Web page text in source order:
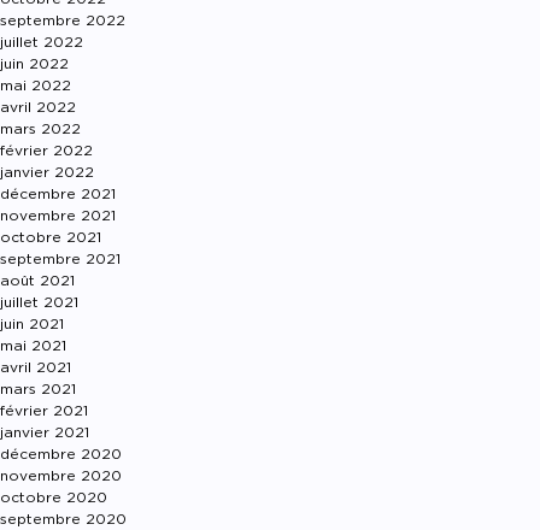
septembre 2022
juillet 2022
juin 2022
mai 2022
avril 2022
mars 2022
février 2022
janvier 2022
décembre 2021
novembre 2021
octobre 2021
septembre 2021
août 2021
juillet 2021
juin 2021
mai 2021
avril 2021
mars 2021
février 2021
janvier 2021
décembre 2020
novembre 2020
octobre 2020
septembre 2020